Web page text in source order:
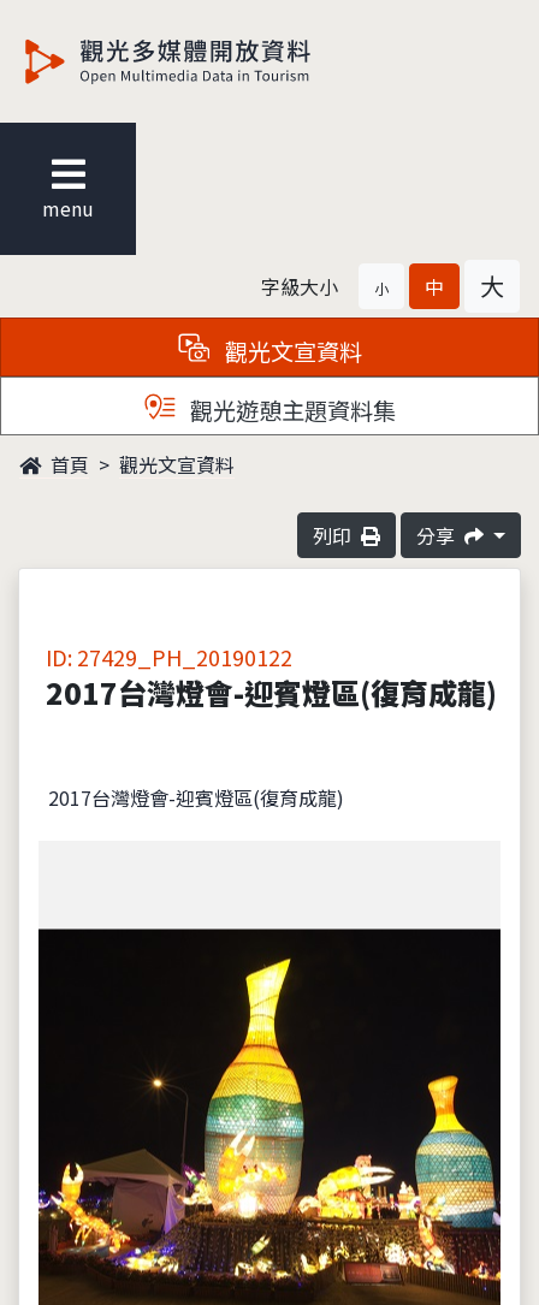
menu
字級大小 小 中 大
觀光文宣資料
觀光遊憩主題資料集
首頁 觀光文宣資料
列印 分享
ID: 27429_PH_20190122
2017台灣燈會-迎賓燈區(復育成龍)
2017台灣燈會-迎賓燈區(復育成龍)